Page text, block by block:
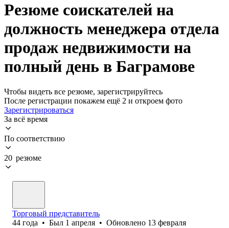
Резюме соискателей на
должность менеджера отдела
продаж недвижимости на
полный день в Баграмове
Чтобы видеть все резюме, зарегистрируйтесь
После регистрации покажем ещё 2 и откроем фото
Зарегистрироваться
За всё время
По соответствию
20 резюме
Торговый представитель
44 года • Был 1 апреля • Обновлено 13 февраля